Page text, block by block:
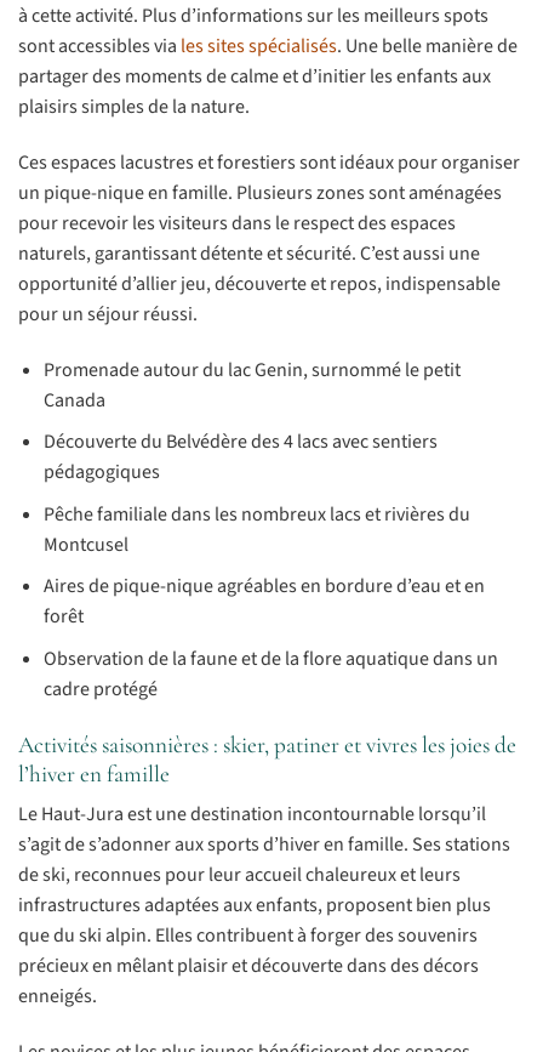
à cette activité. Plus d’informations sur les meilleurs spots
sont accessibles via les sites spécialisés. Une belle manière de
partager des moments de calme et d’initier les enfants aux
plaisirs simples de la nature.
Ces espaces lacustres et forestiers sont idéaux pour organiser
un pique-nique en famille. Plusieurs zones sont aménagées
pour recevoir les visiteurs dans le respect des espaces
naturels, garantissant détente et sécurité. C’est aussi une
opportunité d’allier jeu, découverte et repos, indispensable
pour un séjour réussi.
Promenade autour du lac Genin, surnommé le petit
Canada
Découverte du Belvédère des 4 lacs avec sentiers
pédagogiques
Pêche familiale dans les nombreux lacs et rivières du
Montcusel
Aires de pique-nique agréables en bordure d’eau et en
forêt
Observation de la faune et de la flore aquatique dans un
cadre protégé
Activités saisonnières : skier, patiner et vivres les joies de
l’hiver en famille
Le Haut-Jura est une destination incontournable lorsqu’il
s’agit de s’adonner aux sports d’hiver en famille. Ses stations
de ski, reconnues pour leur accueil chaleureux et leurs
infrastructures adaptées aux enfants, proposent bien plus
que du ski alpin. Elles contribuent à forger des souvenirs
précieux en mêlant plaisir et découverte dans des décors
enneigés.